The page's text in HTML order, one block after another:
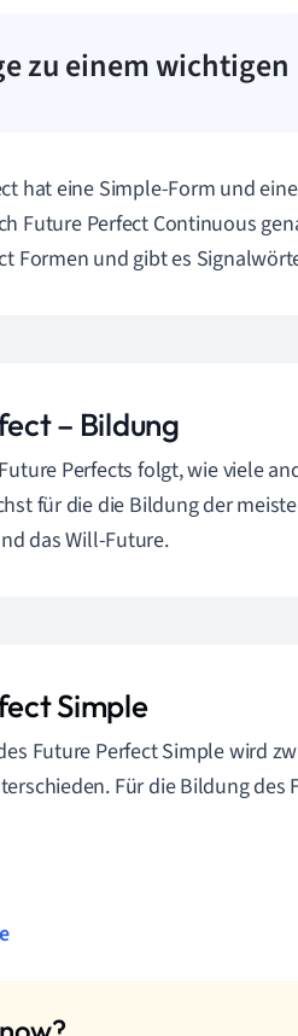
zu einem
hat eine Simple-Form und
Future Perfect Continuous
Formen und gibt es
– Bildung
Perfects folgt, wie viele
für die die Bildung der
das Will-Future.
Simple
Future Perfect Simple wird
Für die Bildung